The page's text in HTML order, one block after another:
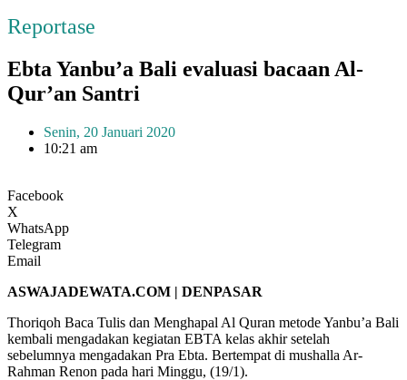
Reportase
Ebta Yanbu’a Bali evaluasi bacaan Al-
Qur’an Santri
Senin, 20 Januari 2020
10:21 am
Facebook
X
WhatsApp
Telegram
Email
ASWAJADEWATA.COM | DENPASAR
Thoriqoh Baca Tulis dan Menghapal Al Quran metode Yanbu’a Bali
kembali mengadakan kegiatan EBTA kelas akhir setelah
sebelumnya mengadakan Pra Ebta. Bertempat di mushalla Ar-
Rahman Renon pada hari Minggu, (19/1).